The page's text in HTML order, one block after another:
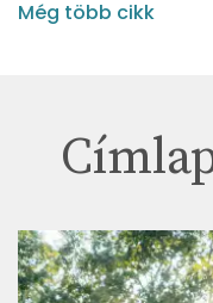
Még több cikk